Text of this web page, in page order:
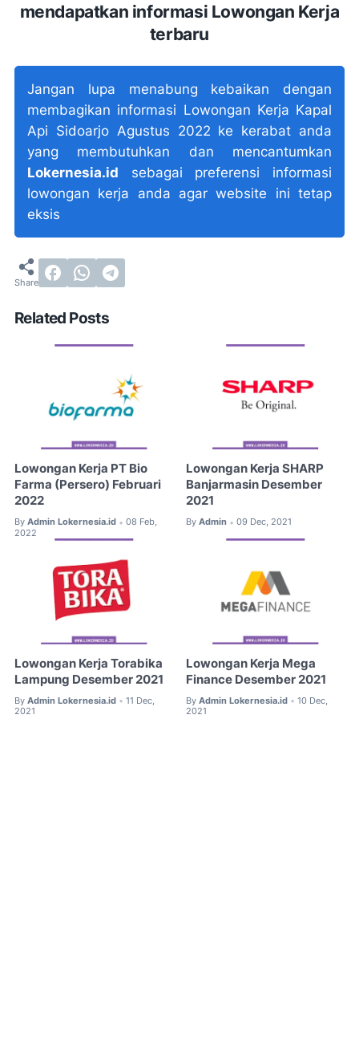
mendapatkan informasi Lowongan Kerja
terbaru
Jangan lupa menabung kebaikan dengan
membagikan informasi Lowongan Kerja Kapal
Api Sidoarjo Agustus 2022 ke kerabat anda
yang membutuhkan dan mencantumkan
Lokernesia.id sebagai preferensi informasi
lowongan kerja anda agar website ini tetap
eksis
Related Posts
Lowongan Kerja PT Bio
Farma (Persero) Februari
2022
By Admin Lokernesia.id • 08 Feb,
2022
Lowongan Kerja SHARP
Banjarmasin Desember
2021
By Admin • 09 Dec, 2021
Lowongan Kerja Torabika
Lampung Desember 2021
By Admin Lokernesia.id • 11 Dec,
2021
Lowongan Kerja Mega
Finance Desember 2021
By Admin Lokernesia.id • 10 Dec,
2021